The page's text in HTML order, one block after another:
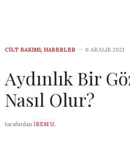
CILT BAKIMI, HABERLER 6 ARALIK 2021
Aydınlık Bir
Nasıl Olur?
tarafından İREM U.